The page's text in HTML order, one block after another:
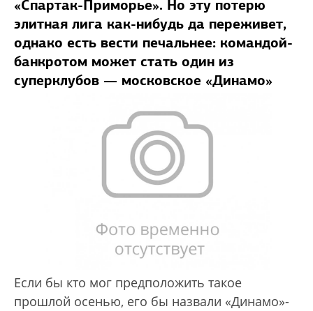
«Спартак-Приморье». Но эту потерю
элитная лига как-нибудь да переживет,
однако есть вести печальнее: командой-
банкротом может стать один из
суперклубов — московское «Динамо»
Если бы кто мог предположить такое
прошлой осенью, его бы назвали «Динамо»-